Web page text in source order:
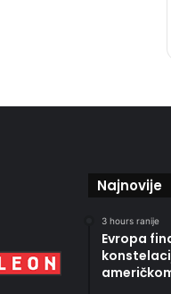
Najnovije
3 hours ranije
Evropa